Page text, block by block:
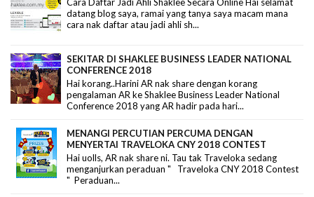
datang blog saya, ramai yang tanya saya macam mana
cara nak daftar atau jadi ahli sh...
SEKITAR DI SHAKLEE BUSINESS LEADER NATIONAL
CONFERENCE 2018
Hai korang..Harini AR nak share dengan korang
pengalaman AR ke Shaklee Business Leader National
Conference 2018 yang AR hadir pada hari...
MENANGI PERCUTIAN PERCUMA DENGAN
MENYERTAI TRAVELOKA CNY 2018 CONTEST
Hai uolls, AR nak share ni. Tau tak Traveloka sedang
menganjurkan peraduan " Traveloka CNY 2018 Contest
" Peraduan...